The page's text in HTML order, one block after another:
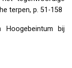
terpen, p. 51-158
bij